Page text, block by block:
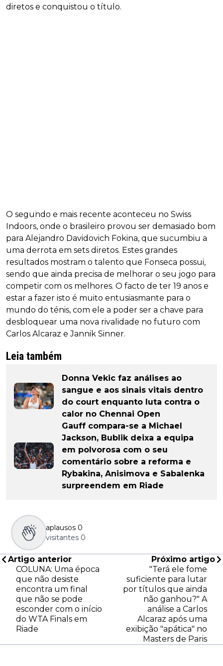
diretos e conquistou o título.
O segundo e mais recente aconteceu no Swiss
Indoors, onde o brasileiro provou ser demasiado bom
para Alejandro Davidovich Fokina, que sucumbiu a
uma derrota em sets diretos. Estes grandes
resultados mostram o talento que Fonseca possui,
sendo que ainda precisa de melhorar o seu jogo para
competir com os melhores. O facto de ter 19 anos e
estar a fazer isto é muito entusiasmante para o
mundo do ténis, com ele a poder ser a chave para
desbloquear uma nova rivalidade no futuro com
Carlos Alcaraz e Jannik Sinner.
Leia também
Donna Vekic faz análises ao
sangue e aos sinais vitais dentro
do court enquanto luta contra o
calor no Chennai Open
Gauff compara-se a Michael
Jackson, Bublik deixa a equipa
em polvorosa com o seu
comentário sobre a reforma e
Rybakina, Anisimova e Sabalenka
surpreendem em Riade
aplausos 0
visitantes 0
Artigo anterior
COLUNA: Uma época
que não desiste
encontra um final
que não se pode
esconder com o início
do WTA Finals em
Riade
Próximo artigo
"Terá ele fome
suficiente para lutar
por títulos que ainda
não ganhou?" A
análise a Carlos
Alcaraz após uma
exibição "apática" no
Masters de Paris